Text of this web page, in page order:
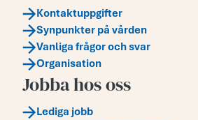
Kontaktuppgifter
Synpunkter på vården
Vanliga frågor och svar
Organisation
Jobba hos oss
Lediga jobb